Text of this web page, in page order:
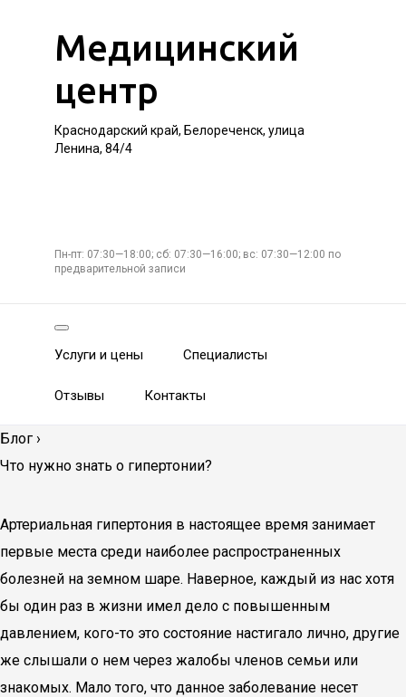
Медицинский
центр
Краснодарский край, Белореченск, улица
Ленина, 84/4
Пн-пт: 07:30—18:00; сб: 07:30—16:00; вс: 07:30—12:00 по
предварительной записи
Услуги и цены Специалисты
Отзывы Контакты
Блог ›
Что нужно знать о гипертонии?
Артериальная гипертония в настоящее время занимает
первые места среди наиболее распространенных
болезней на земном шаре. Наверное, каждый из нас хотя
бы один раз в жизни имел дело с повышенным
давлением, кого-то это состояние настигало лично, другие
же слышали о нем через жалобы членов семьи или
знакомых. Мало того, что данное заболевание несет